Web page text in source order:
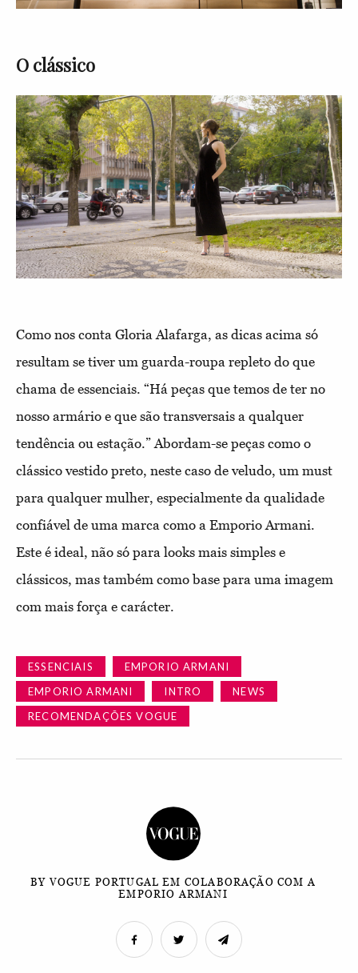
O clássico
Como nos conta Gloria Alafarga, as dicas acima só
resultam se tiver um guarda-roupa repleto do que
chama de essenciais. “Há peças que temos de ter no
nosso armário e que são transversais a qualquer
tendência ou estação.” Abordam-se peças como o
clássico vestido preto, neste caso de veludo, um must
para qualquer mulher, especialmente da qualidade
confiável de uma marca como a Emporio Armani.
Este é ideal, não só para looks mais simples e
clássicos, mas também como base para uma imagem
com mais força e carácter.
ESSENCIAIS
EMPORIO ARMANI
EMPORIO ARMANI
INTRO
NEWS
RECOMENDAÇÕES VOGUE
BY VOGUE PORTUGAL EM COLABORAÇÃO COM A
EMPORIO ARMANI